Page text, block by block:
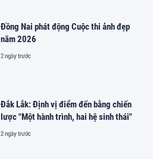
Đồng Nai phát động Cuộc thi ảnh đẹp
năm 2026
2 ngày trước
Đắk Lắk: Định vị điểm đến bằng chiến
lược "Một hành trình, hai hệ sinh thái"
2 ngày trước